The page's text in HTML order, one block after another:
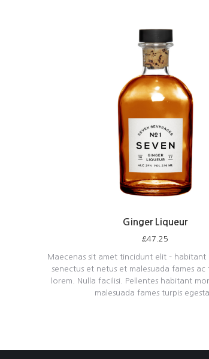
Ginger Liqueur
£47.25
Maecenas sit amet tincidunt elit – habitant
senectus et netus et malesuada fames ac
lorem. Nulla facilisi. Pellentes habitant
malesuada fames turpis